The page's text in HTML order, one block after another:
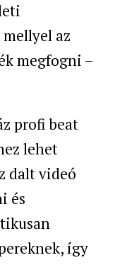
az
megfogni –
profi beat
lehet
dalt videó
és
így